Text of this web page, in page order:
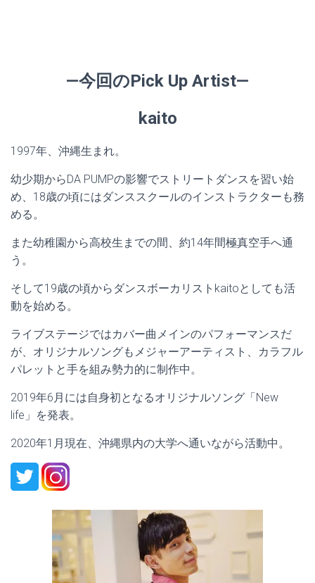
—今回のPick Up Artist—
kaito
1997年、沖縄生まれ。
幼少期からDA PUMPの影響でストリートダンスを習い始
め、18歳の頃にはダンススクールのインストラクターも務
める。
また幼稚園から高校生までの間、約14年間極真空手へ通
う。
そして19歳の頃からダンスボーカリストkaitoとしても活
動を始める。
ライブステージではカバー曲メインのパフォーマンスだ
が、オリジナルソングもメジャーアーティスト、カラフル
パレットと手を組み勢力的に制作中。
2019年6月には自身初となるオリジナルソング「New
life」を発表。
2020年1月現在、沖縄県内の大学へ通いながら活動中。